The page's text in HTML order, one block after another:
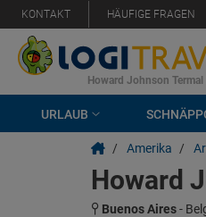
KONTAKT HÄUFIGE FRAGEN
Howard Johnson
URLAUB
/ Amerika /
Howard
Buenos Aires-